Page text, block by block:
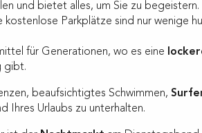
und bietet alles, um Sie zu begeistern.
kostenlose Parkplätze sind nur wenige
für Generationen, wo es eine
gibt.
beaufsichtigtes Schwimmen,
Ihres Urlaubs zu unterhalten.